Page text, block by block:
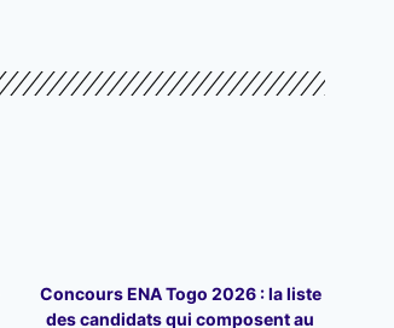
Concours ENA Togo 2026 : la liste
des candidats qui composent au